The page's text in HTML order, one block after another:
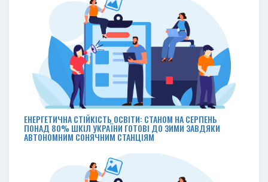
ЕНЕРГЕТИЧНА СТІЙКІСТЬ ОСВІТИ: СТАНОМ НА СЕРПЕНЬ
ПОНАД 80% ШКІЛ УКРАЇНИ ГОТОВІ ДО ЗИМИ ЗАВДЯКИ
АВТОНОМНИМ СОНЯЧНИМ СТАНЦІЯМ